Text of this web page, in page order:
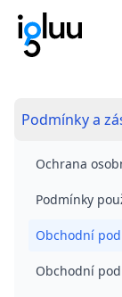
Pro
Igluu
Igluu
Igluu
Pro
Podmínky a
Ochrana
Podmínky
Obchodní
Obchodní